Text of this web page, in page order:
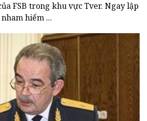
FSB trong khu vực Tver. Ngay lập
hiểm ...